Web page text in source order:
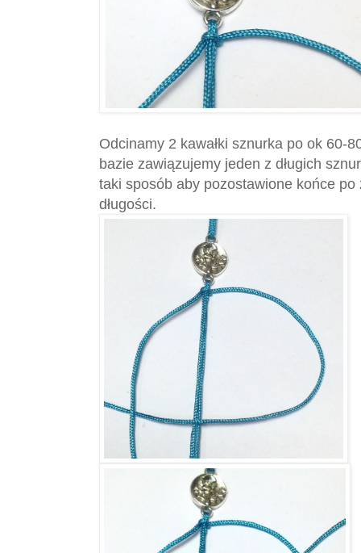
Odcinamy 2 kawałki sznurka po ok 60-
bazie zawiązujemy jeden z długich
taki sposób aby pozostawione końce
długości.